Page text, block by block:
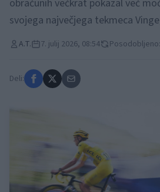
obračunih večkrat pokazal več
svojega največjega tekmeca
A.T. 7. julij 2026, 08:54
Deli: